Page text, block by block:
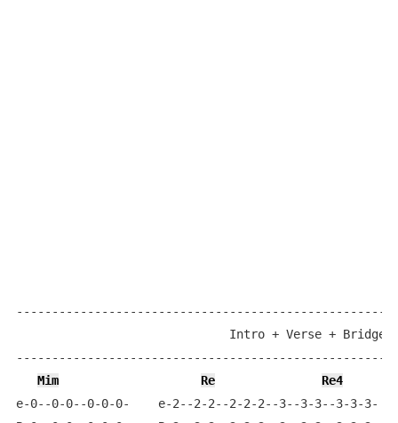
Intro + Verse + Bridge
Mim
Re
Re4
e-0--0-0--0-0-0-    e-2--2-2--2-2-2--3--3-3--3-3-